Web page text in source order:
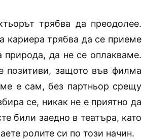
трябва да преодолее.
кариера трябва да се приеме
природа, да не се оплакваме.
позитиви, защото във филма
е сам, без партньор срещу
се, никак не е приятно да
били заедно в театъра, като
ролите си по този начин.